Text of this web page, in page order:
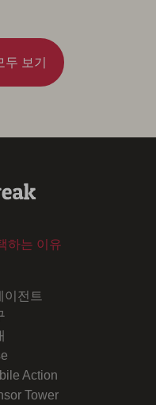
보기
하는 이유
이전트
Action
Tower